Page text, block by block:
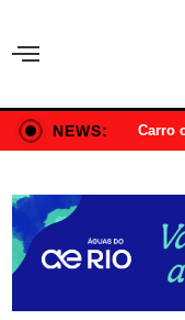
NEWS: Carro